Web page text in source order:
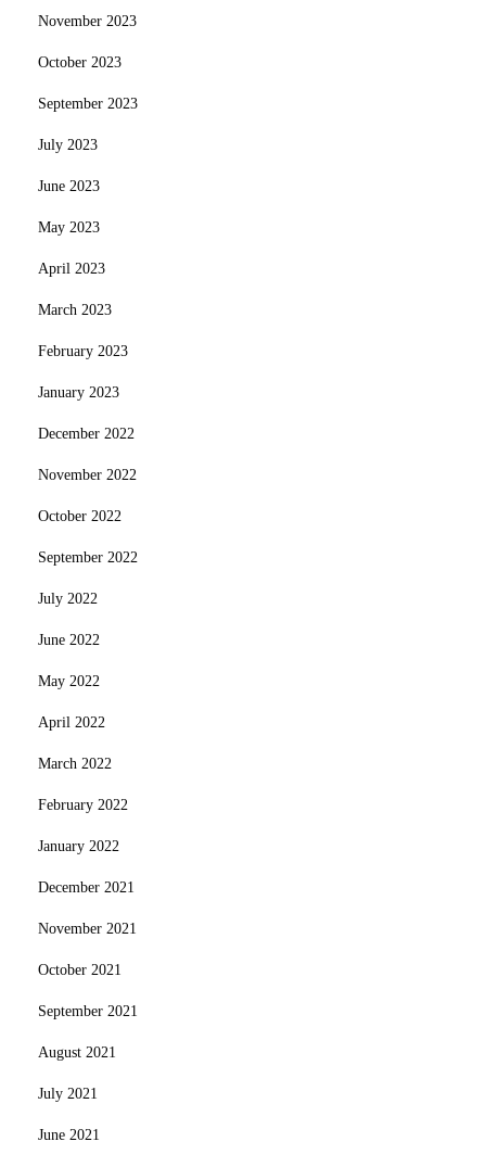
November 2023
October 2023
September 2023
July 2023
June 2023
May 2023
April 2023
March 2023
February 2023
January 2023
December 2022
November 2022
October 2022
September 2022
July 2022
June 2022
May 2022
April 2022
March 2022
February 2022
January 2022
December 2021
November 2021
October 2021
September 2021
August 2021
July 2021
June 2021